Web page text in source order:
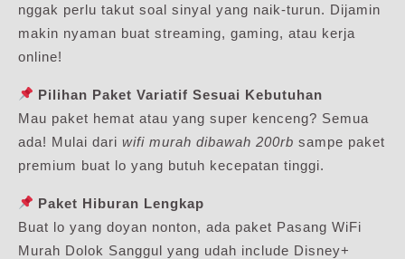
nggak perlu takut soal sinyal yang naik-turun. Dijamin
makin nyaman buat streaming, gaming, atau kerja
online!
Pilihan Paket Variatif Sesuai Kebutuhan
Mau paket hemat atau yang super kenceng? Semua
ada! Mulai dari wifi murah dibawah 200rb sampe paket
premium buat lo yang butuh kecepatan tinggi.
Paket Hiburan Lengkap
Buat lo yang doyan nonton, ada paket Pasang WiFi
Murah Dolok Sanggul yang udah include Disney+